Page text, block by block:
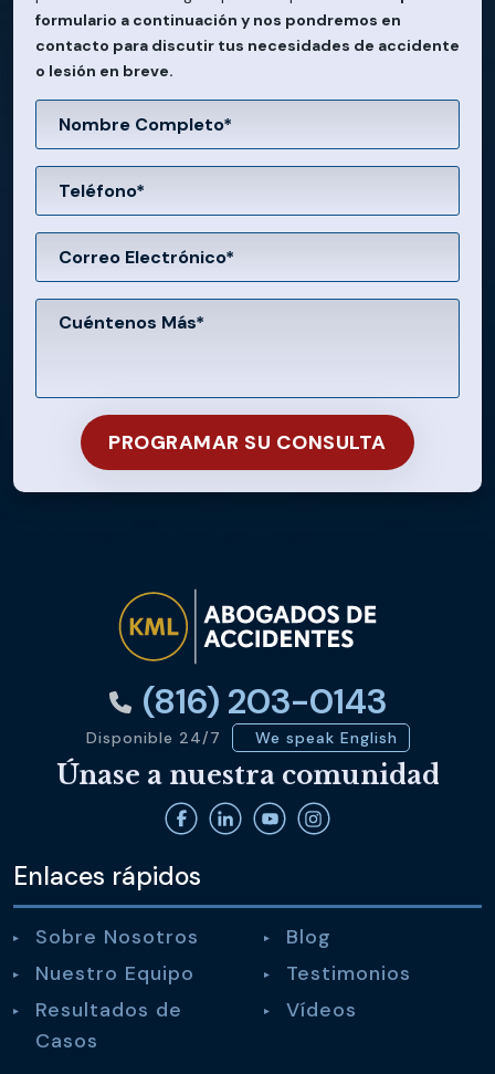
formulario a continuación y nos pondremos en
contacto para discutir tus necesidades de accidente
o lesión en breve.
(816) 203-0143
Disponible 24/7 We speak English
Únase a nuestra comunidad
Enlaces rápidos
Sobre Nosotros
Nuestro Equipo
Resultados de
Casos
Blog
Testimonios
Vídeos